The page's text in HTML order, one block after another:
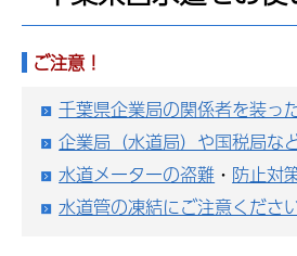
ご注意！
千葉県企業局の関係者を装っ
企業局（水道局）や国税局な
水道メーターの盗難 ・ 防止対
水道管の凍結にご注意くださ